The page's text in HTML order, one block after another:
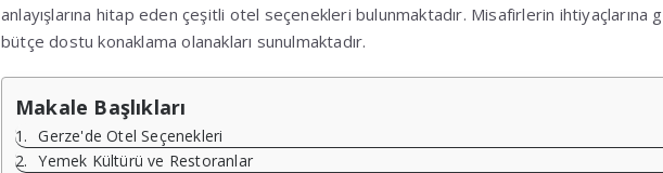
anlayışlarına hitap eden çeşitli otel seçenekleri bulunmaktadır. Misafirlerin ihtiyaçlarına
bütçe dostu konaklama olanakları sunulmaktadır.
Makale Başlıkları
Gerze'de Otel Seçenekleri
Yemek Kültürü ve Restoranlar